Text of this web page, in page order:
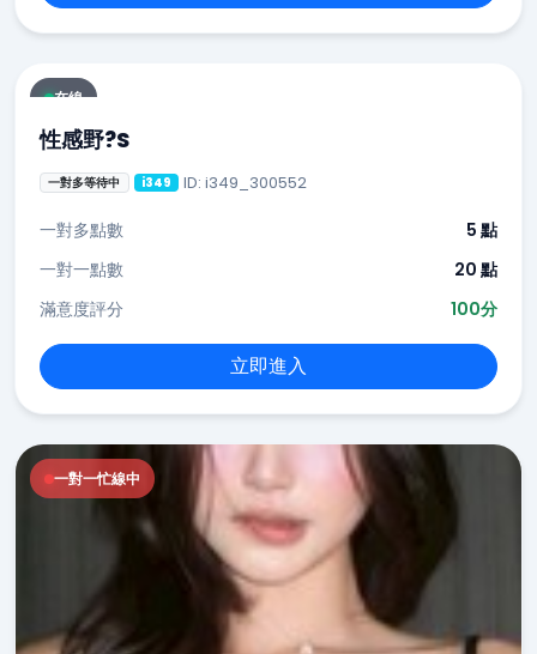
在線
性感野?S
一對多等待中 i349 ID: i349_300552
一對多點數
5 點
一對一點數
20 點
滿意度評分
100分
立即進入
一對一忙線中